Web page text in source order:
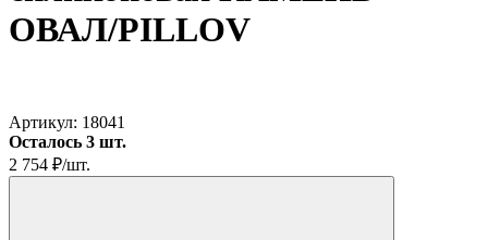
ОВАЛ/PILLOV
Артикул: 18041
Осталось 3 шт.
2 754 ₽/шт.